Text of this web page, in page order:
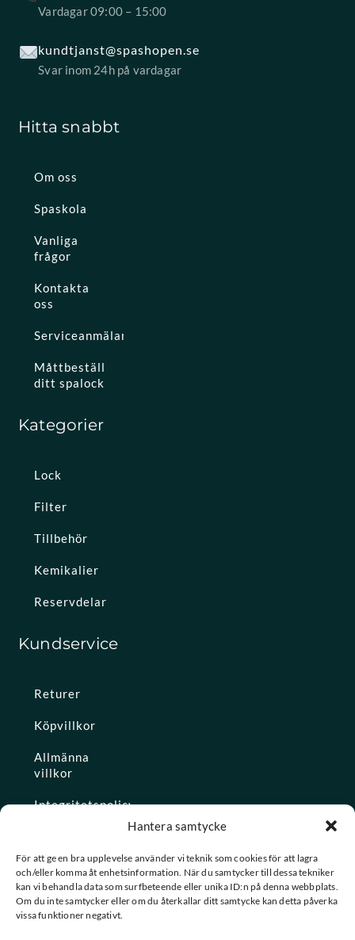
Hantera samtycke
För att ge en bra upplevelse använder vi teknik som cookies för att lagra
och/eller komma åt enhetsinformation. När du samtycker till dessa tekniker
kan vi behandla data som surfbeteende eller unika ID:n på denna webbplats.
Om du inte samtycker eller om du återkallar ditt samtycke kan detta påverka
vissa funktioner negativt.
Vardagar 09:00 – 15:00
kundtjanst@spashopen.se
Svar inom 24h på vardagar
Hitta snabbt
Om oss
Spaskola
Vanliga
frågor
Kontakta
oss
Serviceanmälan
Måttbeställ
ditt spalock
Kategorier
Lock
Filter
Tillbehör
Kemikalier
Reservdelar
Kundservice
Returer
Köpvillkor
Allmänna
villkor
Integritetspolicy
Konto